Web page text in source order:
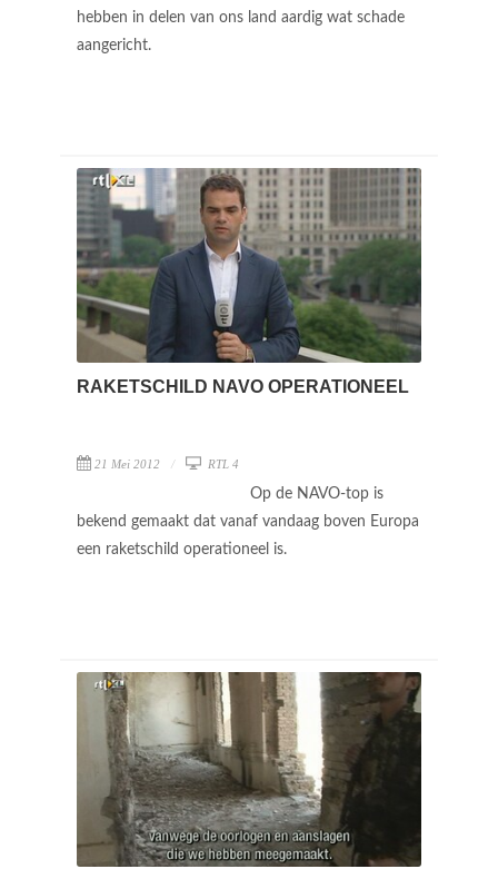
hebben in delen van ons land aardig wat schade
aangericht.
RAKETSCHILD NAVO OPERATIONEEL
21 Mei 2012 RTL 4
Op de NAVO-top is
bekend gemaakt dat vanaf vandaag boven Europa
een raketschild operationeel is.